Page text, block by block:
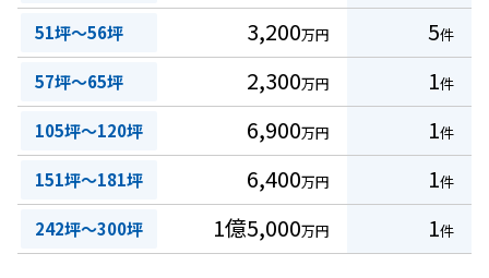
51坪～56坪 3,200万円 5件
57坪～65坪 2,300万円 1件
105坪～120坪 6,900万円 1件
151坪～181坪 6,400万円 1件
242坪～300坪 1億5,000万円 1件